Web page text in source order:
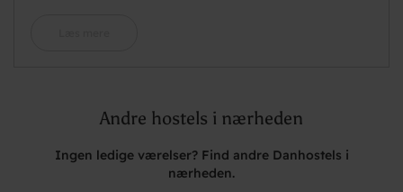
Andre hostels i nærheden
Ingen ledige værelser? Find andre Danhostels i
nærheden.